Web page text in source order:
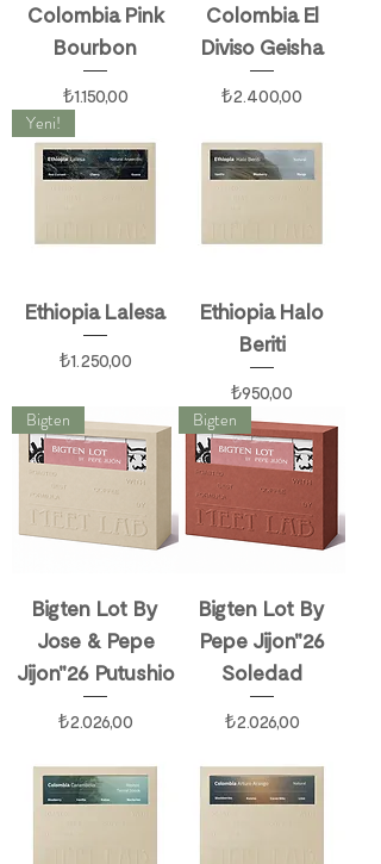
Colombia Pink
Bourbon
Fiyat
₺1.150,00
Colombia El
Diviso Geisha
Fiyat
₺2.400,00
Yeni!
Ethiopia Lalesa
Fiyat
₺1.250,00
Ethiopia Halo
Beriti
Fiyat
₺950,00
Bigten
Bigten Lot By
Jose & Pepe
Jijon"26 Putushio
Fiyat
₺2.026,00
Bigten
Bigten Lot By
Pepe Jijon"26
Soledad
Fiyat
₺2.026,00